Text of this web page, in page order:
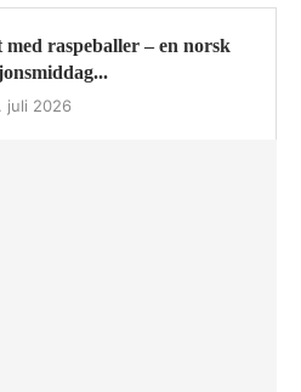
raspeballer – en norsk
juli 2026